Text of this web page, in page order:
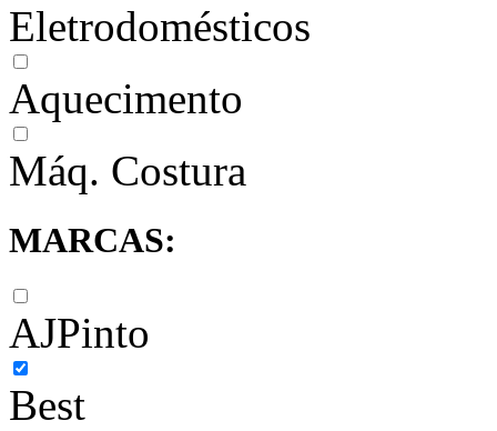
Eletrodomésticos
Aquecimento
Máq. Costura
MARCAS:
AJPinto
Best